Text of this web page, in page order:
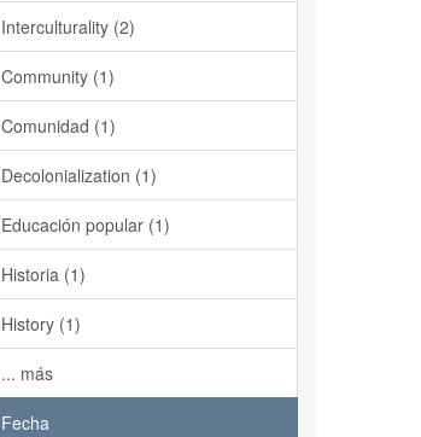
Interculturality (2)
Community (1)
Comunidad (1)
Decolonialization (1)
Educación popular (1)
Historia (1)
History (1)
... más
Fecha